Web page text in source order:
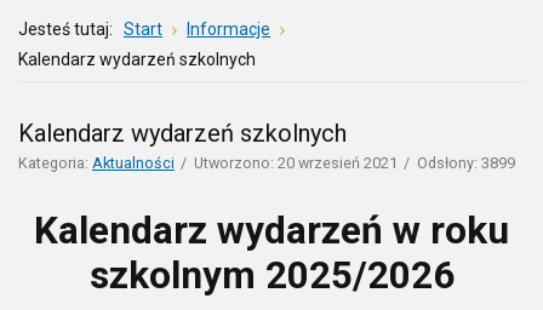
Jesteś tutaj: Start
Informacje
Kalendarz wydarzeń szkolnych
Kalendarz wydarzeń szkolnych
Kategoria: Aktualności Utworzono: 20 wrzesień 2021 Odsłony: 3899
Kalendarz wydarzeń w roku
szkolnym 2025/2026